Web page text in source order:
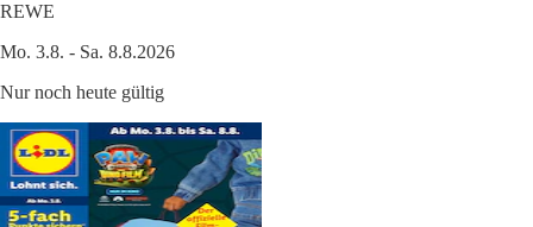
REWE
Mo. 3.8. - Sa. 8.8.2026
Nur noch heute gültig